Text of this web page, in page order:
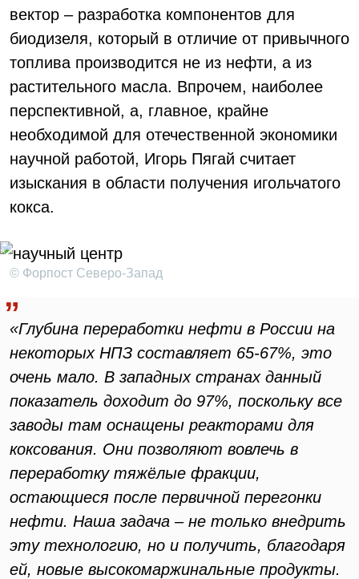
вектор – разработка компонентов для
биодизеля, который в отличие от привычного
топлива производится не из нефти, а из
растительного масла. Впрочем, наиболее
перспективной, а, главное, крайне
необходимой для отечественной экономики
научной работой, Игорь Пягай считает
изыскания в области получения игольчатого
кокса.
© Форпост Северо-Запад
«Глубина переработки нефти в России на
некоторых НПЗ составляет 65-67%, это
очень мало. В западных странах данный
показатель доходит до 97%, поскольку все
заводы там оснащены реакторами для
коксования. Они позволяют вовлечь в
переработку тяжёлые фракции,
остающиеся после первичной перегонки
нефти. Наша задача – не только внедрить
эту технологию, но и получить, благодаря
ей, новые высокомаржинальные продукты.